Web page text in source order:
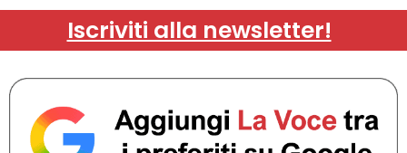
Iscriviti alla newsletter!